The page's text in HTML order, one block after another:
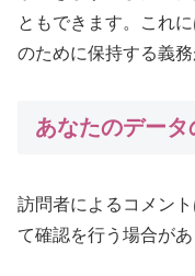
ともできます。これ
のために保持する義
あなたのデータ
訪問者によるコメン
て確認を行う場合があ